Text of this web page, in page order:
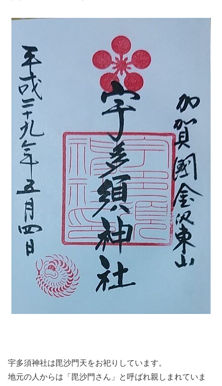
宇多須神社は毘沙門天をお祀りしています。
地元の人からは「毘沙門さん」と呼ばれ親しまれていま